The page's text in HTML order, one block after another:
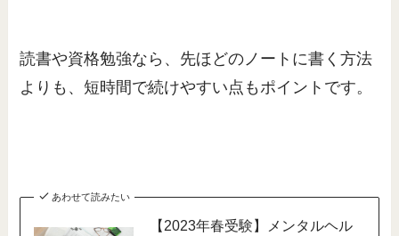
読書や資格勉強なら、先ほどのノートに書く方法
よりも、短時間で続けやすい点もポイントです。
あわせて読みたい
【2023年春受験】メンタルヘル